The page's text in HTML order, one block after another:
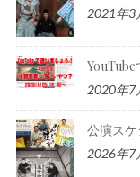
2021年3
2020年7
公演スケ
2026年7